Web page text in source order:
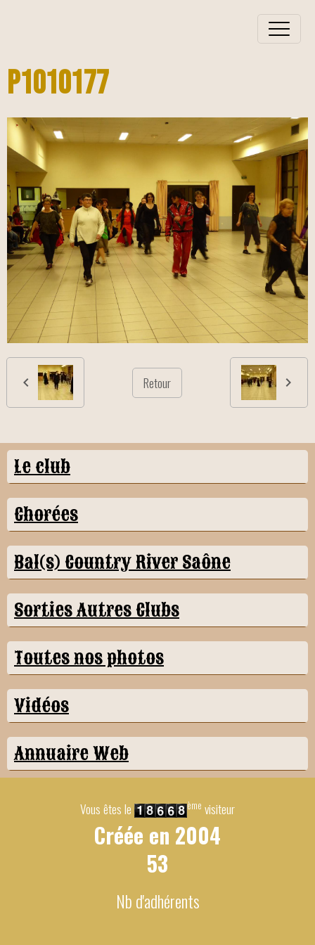
P1010177
Retour
Le club
Chorées
Bal(s) Country River Saône
Sorties Autres Clubs
Toutes nos photos
Vidéos
Annuaire Web
Vous êtes le ème visiteur
Créée en 2004
53
Nb d'adhérents